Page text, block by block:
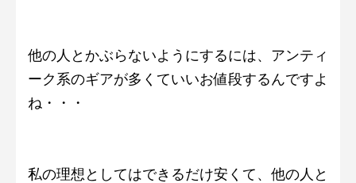
他の人とかぶらないようにするには、アンティ
ーク系のギアが多くていいお値段するんですよ
ね・・・
私の理想としてはできるだけ安くて、他の人と